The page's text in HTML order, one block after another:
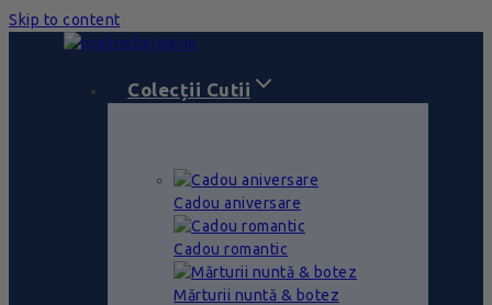
Skip to content
Colecții Cutii
Cadou aniversare
Cadou romantic
Mărturii nuntă & botez